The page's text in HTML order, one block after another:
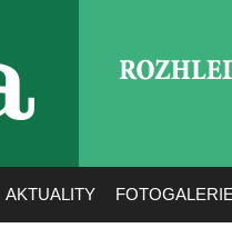
AKTUALITY